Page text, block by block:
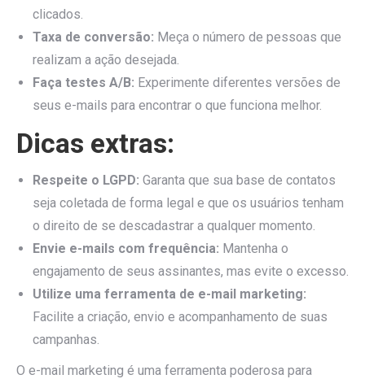
clicados.
Taxa de conversão: Meça o número de pessoas que
realizam a ação desejada.
Faça testes A/B: Experimente diferentes versões de
seus e-mails para encontrar o que funciona melhor.
Dicas extras:
Respeite o LGPD: Garanta que sua base de contatos
seja coletada de forma legal e que os usuários tenham
o direito de se descadastrar a qualquer momento.
Envie e-mails com frequência: Mantenha o
engajamento de seus assinantes, mas evite o excesso.
Utilize uma ferramenta de e-mail marketing:
Facilite a criação, envio e acompanhamento de suas
campanhas.
O e-mail marketing é uma ferramenta poderosa para